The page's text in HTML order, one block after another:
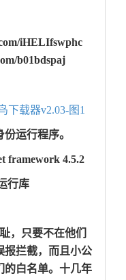
iHELIfswphc
b01bdspaj
运行程序。
framework 4.5.2
行库
，只要不在他们
报拦截，而且小公
的白名单。十几年